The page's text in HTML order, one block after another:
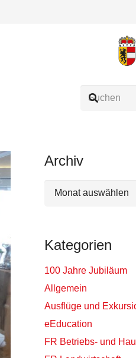
Archiv
Archiv
Kategorien
100 Jahre Jubiläum
Allgemein
Ausflüge und
eEducation
FR Betriebs- und